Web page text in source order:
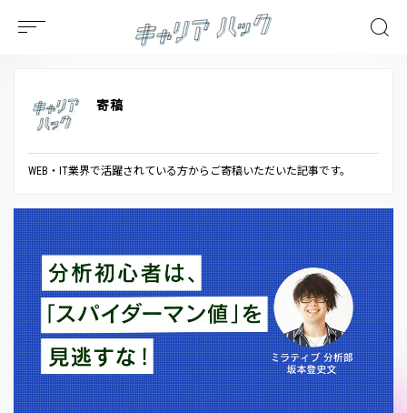
寄稿
WEB・IT業界で活躍されている方からご寄稿いただいた記事です。